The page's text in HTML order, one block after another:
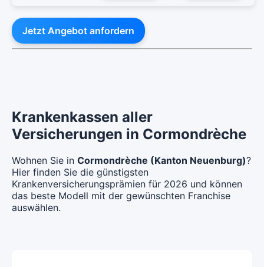
Jetzt Angebot anfordern
Krankenkassen aller
Versicherungen in Cormondrèche
Wohnen Sie in Cormondrèche (Kanton Neuenburg)?
Hier finden Sie die günstigsten
Krankenversicherungsprämien für 2026 und können
das beste Modell mit der gewünschten Franchise
auswählen.